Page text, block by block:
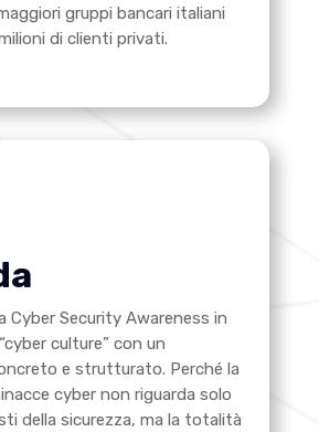
gruppi bancari italiani
di clienti privati.
Cyber Security Awareness in
culture” con un
e strutturato. Perché la
cyber non riguarda solo
della sicurezza, ma la totalità